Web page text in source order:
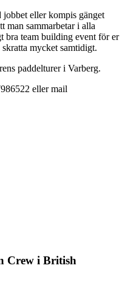
eller kompis gänget
man sammarbetar i alla
bra team building event för er
mycket samtidigt.
paddelturer i Varberg.
eller mail
Crew i British